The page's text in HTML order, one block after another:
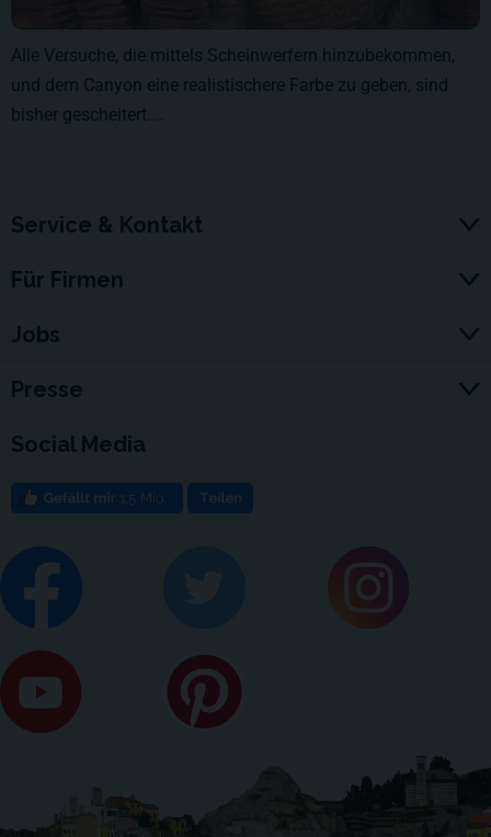
Alle Versuche, die mittels Scheinwerfern hinzubekommen,
und dem Canyon eine realistischere Farbe zu geben, sind
bisher gescheitert....
Service & Kontakt
Für Firmen
Jobs
Presse
Social Media